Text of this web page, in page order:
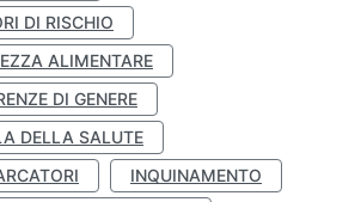
DI RISCHIO
ALIMENTARE
DI GENERE
DELLA SALUTE
INQUINAMENTO